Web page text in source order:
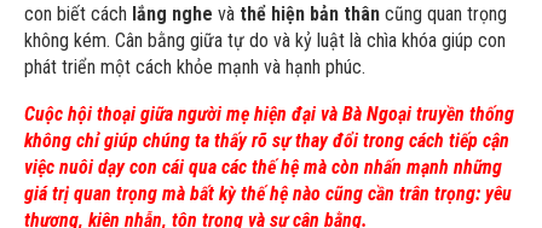
con biết cách lắng nghe và thể hiện bản thân cũng quan trọng
không kém. Cân bằng giữa tự do và kỷ luật là chìa khóa giúp con
phát triển một cách khỏe mạnh và hạnh phúc.
Cuộc hội thoại giữa người mẹ hiện đại và Bà Ngoại truyền thống
không chỉ giúp chúng ta thấy rõ sự thay đổi trong cách tiếp cận
việc nuôi dạy con cái qua các thế hệ mà còn nhấn mạnh những
giá trị quan trọng mà bất kỳ thế hệ nào cũng cần trân trọng: yêu
thương, kiên nhẫn, tôn trọng và sự cân bằng.